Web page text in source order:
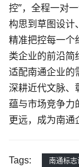
控”，全程一对
构思到草图设计
精准把控每一个
类企业的前沿简
适配南通企业的
深耕近代文脉、
蕴与市场竞争力
更远，成为南通
Tags: 南通标志